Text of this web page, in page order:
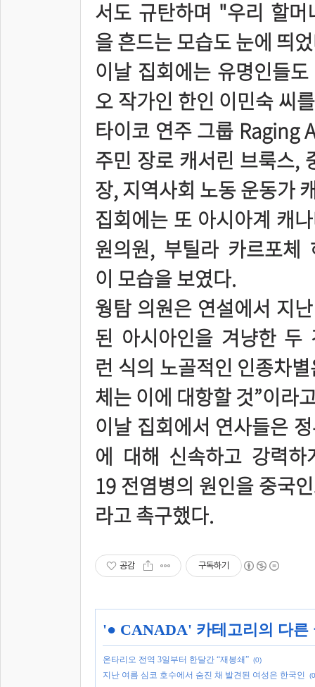
서도 규탄하며 "우리 할
을 흔드는 모습도 눈에 띄
이날 집회에는 유명인들
오 작가인 한인 이민숙 씨
타이코 연주 그룹
주민 장로 캐서린 브룩스,
장, 지역사회 노동 운동가
집회에는 또 아시아계 캐
원의원, 부틸라 카르포
이 모습을 보였다.
웡탐 의원은 연설에서 지
된 아시아인을 겨냥한 두
런 식의 노골적인 인종차
체는 이에 대항할 것”이라
이날 집회에서 연사들은
에 대해 신속하고 강력
19 전염병의 원인을 중국
라고 촉구했다.
공감 구독하기
'● CANADA' 카테고리의 다른
온타리오 전역 3일부터 한달간 “재봉쇄” (0)
지난 여름 심코 호수에서 숨진 채 발견된 여성은 한국인